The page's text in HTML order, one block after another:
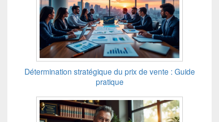
Détermination stratégique du prix de vente : Guide
pratique